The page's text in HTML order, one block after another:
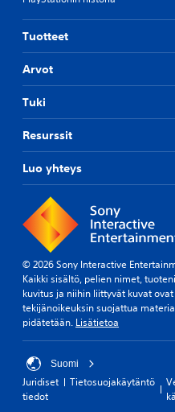
Tuotteet
Arvot
Tuki
Resurssit
Luo yhteys
© 2026 Sony Interactive
Kaikki sisältö, pelien nimet,
kuvitus ja niihin liittyvät kuvat
tekijänoikeuksin suojattua
pidätetään. Lisätietoa
Suomi
Juridiset
tiedot
Tietosuojakäytäntö